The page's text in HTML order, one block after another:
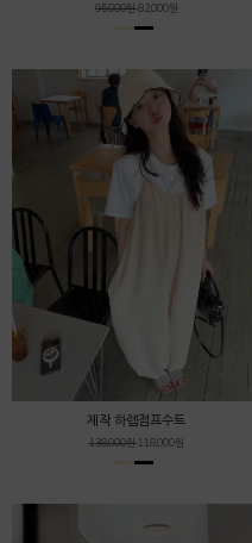
95,000원82,000원
제작 하렘점프수트
138,000원 118,000원